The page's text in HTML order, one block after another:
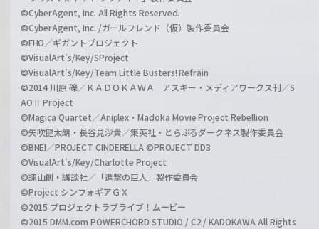
©CyberAgent, Inc. All Rights Reserved.
©CyberAgent, Inc. /ガールフレンド（仮）製作委員会
©FHO／ギガントプロジェクト
©VisualArt's/Key/SProject
©VisualArt's/Key/Team Little Busters! Refrain
©2014 川原 礫／ＫＡＤＯＫＡＷＡ アスキー・メディアワークス刊／S
AOⅡ Project
©Magica Quartet／Aniplex・Madoka Movie Project Rebellion
©矢吹健太朗・長谷見沙貴／集英社・とらぶるダークネス製作委員会
©BNEI／PROJECT CINDERELLA ©PROJECT DD3
©VisualArt's/Key/Charlotte Project
©諫山創・講談社／「進撃の巨人」製作委員会
©Project シンフォギアＧＸ
©2015 プロジェクトラブライブ！ムービー
©2015 DMM.com POWERCHORD STUDIO / C2 / KADOKAWA All Rights